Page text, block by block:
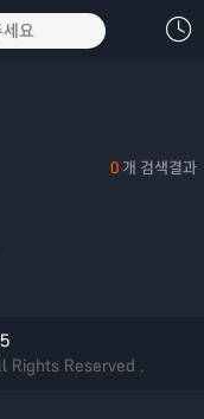
0 개 검색결과
Rights Reserved .